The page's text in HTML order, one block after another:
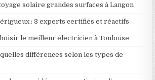
solaire grandes surfaces à Langon
: 3 experts certifiés et réactifs
le meilleur électricien à Toulouse
différences selon les types de